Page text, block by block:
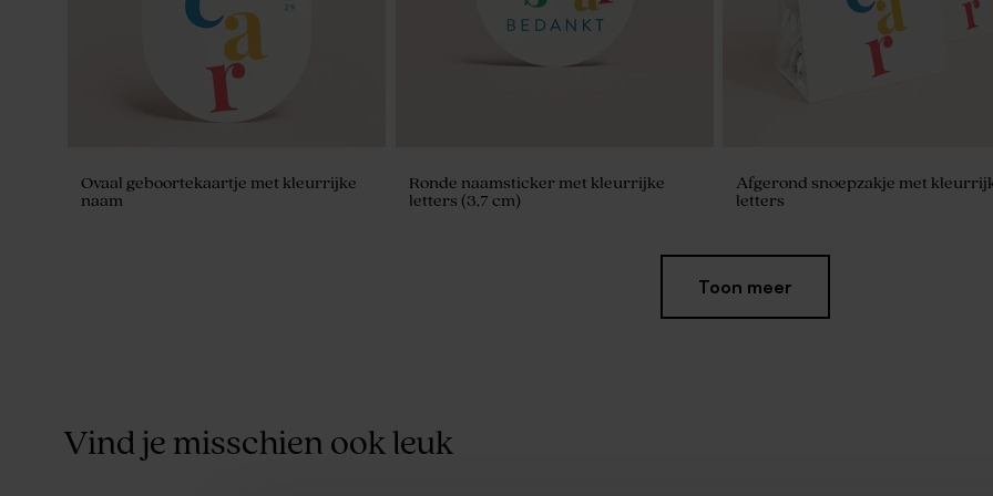
Ovaal geboortekaartje met kleurrijke
naam
Ronde naamsticker met kleurrijke
letters (3,7 cm)
Afgerond snoepzakje met
letters
Toon meer
Vind je misschien ook leuk